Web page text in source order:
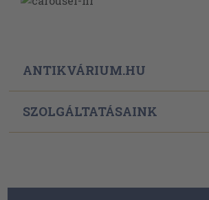
ANTIKVÁRIUM.HU
SZOLGÁLTATÁSAINK